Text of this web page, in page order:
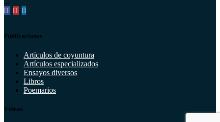
Publicaciones
Artículos de coyuntura
Artículos especializados
Ensayos diversos
Libros
Poemarios
Vídeos